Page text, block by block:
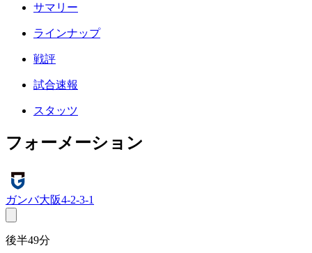
サマリー
ラインナップ
戦評
試合速報
スタッツ
フォーメーション
ガンバ大阪4-2-3-1
後半49分